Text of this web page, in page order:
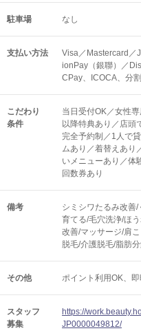
駐車場 なし
支払い方法
Visa／Mastercard／
ionPay（銀聯）／
CPay、ICOCA、分
こだわり
条件
当日受付OK／女性
以降特典あり／店頭
完全予約制／1人で
ムあり／着替えあり
いメニューあり／体
回数券あり
備考
シミシワたるみ改善
育てる/毛穴洗浄/ほ
改善/マッサージ/肩
脱毛/介護脱毛/脂肪
その他 ポイント利用OK
スタッフ
募集
https://
JP0000049812/